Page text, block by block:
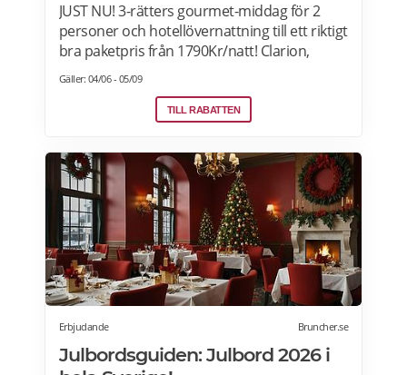
JUST NU! 3-rätters gourmet-middag för 2
personer och hotellövernattning till ett riktigt
bra paketpris från 1790Kr/natt! Clarion,
Quality Hotel, Comfort Hotel and Home
Paketet är tillgängligt alla dagar i veckan
fram till 13 september. 2026. Boka senast
den 12 september>>>
Gäller: 04/06 - 05/09
TILL RABATTEN
Erbjudande Bruncher.se
Julbordsguiden: Julbord 2026 i